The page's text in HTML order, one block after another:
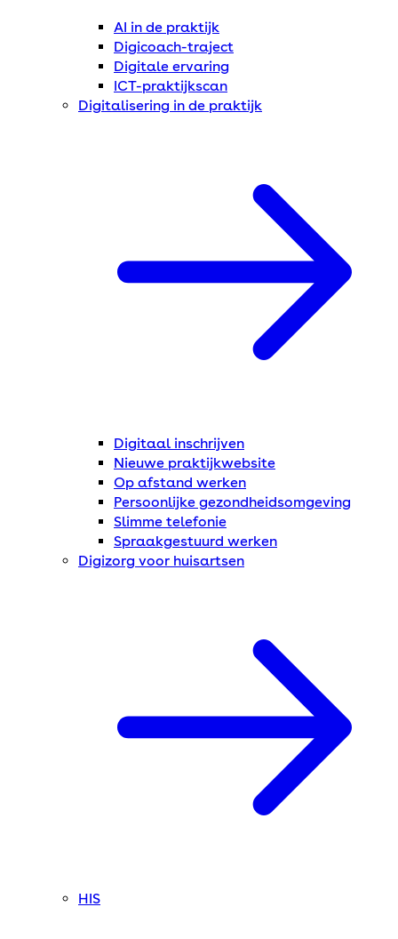
AI in de praktijk
Digicoach-traject
Digitale ervaring
ICT-praktijkscan
Digitalisering in de praktijk
Digitaal inschrijven
Nieuwe praktijkwebsite
Op afstand werken
Persoonlijke gezondheidsomgeving
Slimme telefonie
Spraakgestuurd werken
Digizorg voor huisartsen
HIS